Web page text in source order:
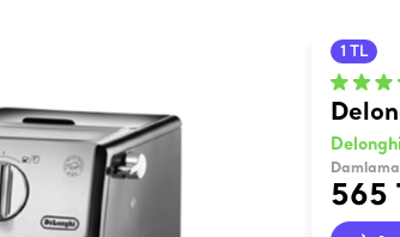
1 TL
Delonghi
565